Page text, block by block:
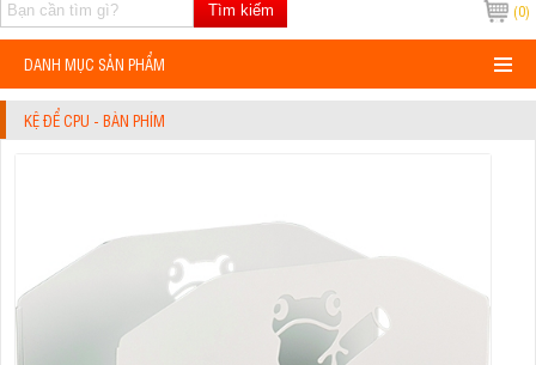
(0)
Tìm kiếm
DANH MỤC SẢN PHẨM
KỆ ĐỂ CPU - BÀN PHÍM